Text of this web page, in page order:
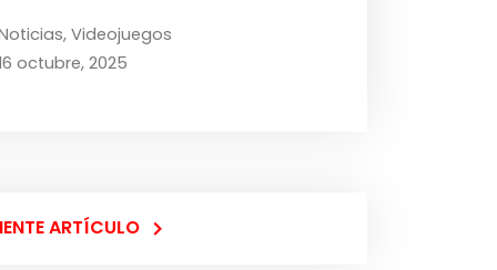
,Videojuegos
octubre, 2025
ARTÍCULO